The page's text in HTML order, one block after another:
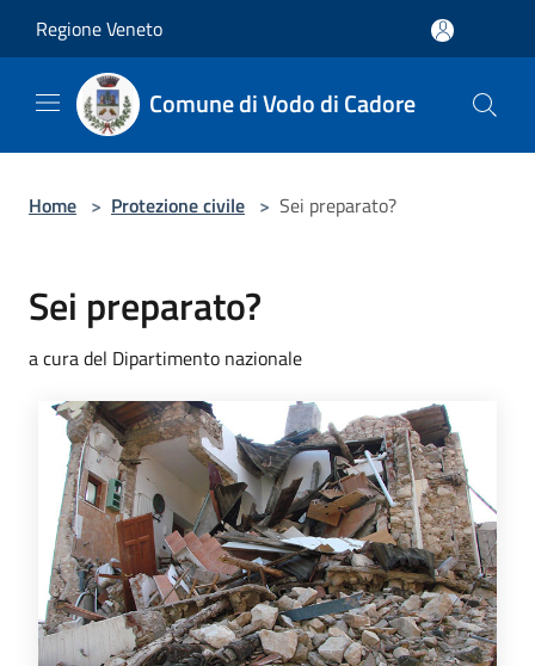
Regione Veneto
Comune di Vodo di Cadore
Home > Protezione civile > Sei preparato?
Sei preparato?
a cura del Dipartimento nazionale